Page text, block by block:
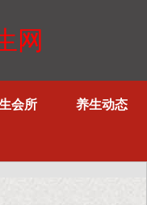
网
会所 养生动态